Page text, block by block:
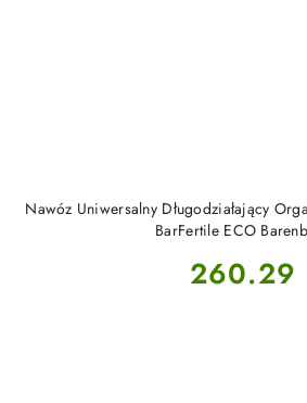
Nawóz Uniwersalny Długodziałający
BarFertile ECO
Cena:
260.29